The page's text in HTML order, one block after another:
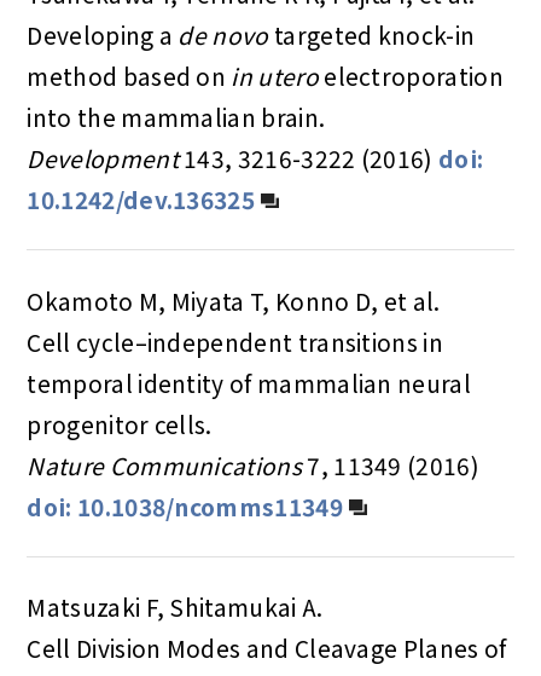
Developing a de novo targeted knock-in
method based on in uteroelectroporation
into the mammalian brain.
Development143, 3216-3222 (2016) doi:
10.1242/dev.136325
Okamoto M, Miyata T, Konno D, et al.
Cell cycle–independent transitions in
temporal identity of mammalian neural
progenitor cells.
Nature Communications7, 11349 (2016)
doi: 10.1038/ncomms11349
Matsuzaki F, Shitamukai A.
Cell Division Modes and Cleavage Planes of